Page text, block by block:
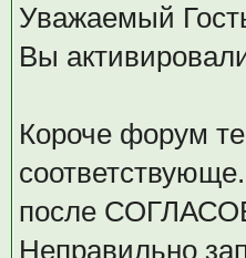
Уважаемый
Вы
Короче форум
после
Неправильно